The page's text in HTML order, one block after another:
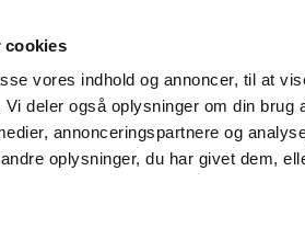
cookies
vores indhold og annoncer, til at
deler også oplysninger om din brug
annonceringspartnere og
oplysninger, du har givet dem,
Nyheder
Tilskud og